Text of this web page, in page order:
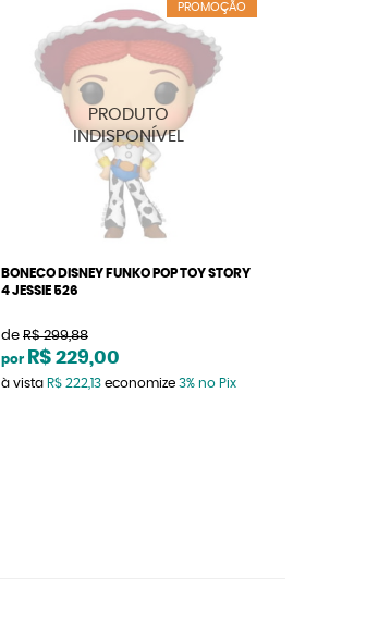
PROMOÇÃO
BONECO DISNEY FUNKO POP TOY STORY
4 JESSIE 526
de R$ 299,88
por R$ 229,00
à vista R$ 222,13 economize 3% no Pix